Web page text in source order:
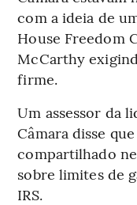
com a ideia de
House Freedom
McCarthy
firme.
Um assessor da
Câmara disse
compartilhado
sobre limites de
IRS.